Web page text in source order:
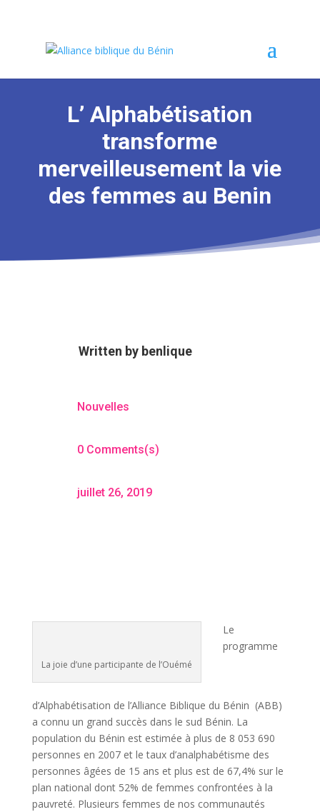
L’ Alphabétisation
transforme
merveilleusement la vie
des femmes au Benin
Written by benlique
Nouvelles
0 Comments(s)
juillet 26, 2019
La joie d’une participante de l’Ouémé
Le
programme
d’Alphabétisation de l’Alliance Biblique du Bénin (ABB)
a connu un grand succès dans le sud Bénin. La
population du Bénin est estimée à plus de 8 053 690
personnes en 2007 et le taux d’analphabétisme des
personnes âgées de 15 ans et plus est de 67,4% sur le
plan national dont 52% de femmes confrontées à la
pauvreté. Plusieurs femmes de nos communautés